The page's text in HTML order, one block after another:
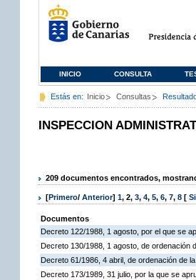
INICIO CONSULTA
Estás en: Inicio Consultas
INSPECCION
209 documentos encontrados,
[Primero/ Anterior] 1, 2, 3, 4, 5, 6, 7, 8 [
Documentos
Decreto 122/1988, 1 agosto, por el que se
Decreto 130/1988, 1 agosto, de ordenación
Decreto 61/1986, 4 abril, de ordenación de
Decreto 173/1989, 31 julio, por la que se